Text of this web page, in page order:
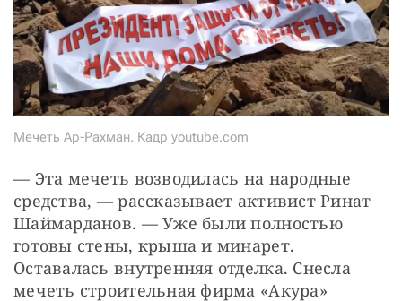
Мечеть Ар-Рахман. Кадр youtube.com
— Эта мечеть возводилась на народные
средства, — рассказывает активист Ринат
Шаймарданов. — Уже были полностью
готовы стены, крыша и минарет.
Оставалась внутренняя отделка. Снесла
мечеть строительная фирма «Акура»